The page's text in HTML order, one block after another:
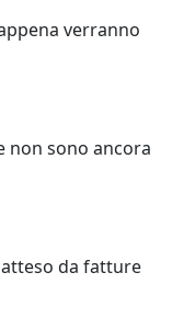
verranno
non sono ancora
da fatture